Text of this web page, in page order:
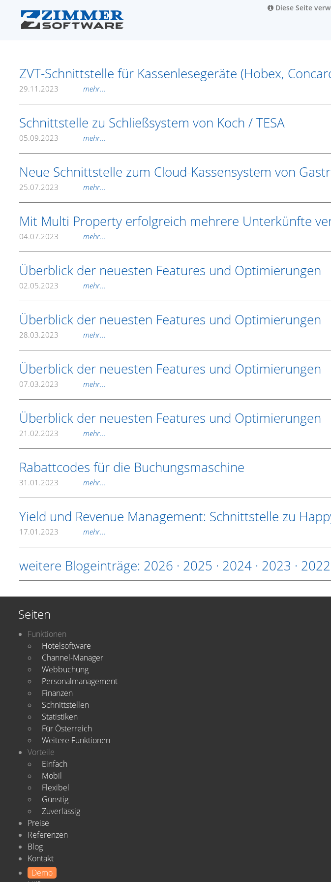
Diese Seite
ZVT-Schnittstelle für Kassenlesegeräte (Hobex,
29.11.2023 mehr...
Schnittstelle zu Schließsystem von Koch / TESA
05.09.2023 mehr...
Neue Schnittstelle zum Cloud-Kassensystem von
25.07.2023 mehr...
Mit Multi Property erfolgreich mehrere Unterkünfte
04.07.2023 mehr...
Überblick der neuesten Features und Optimierungen
02.05.2023 mehr...
Überblick der neuesten Features und Optimierungen
28.03.2023 mehr...
Überblick der neuesten Features und Optimierungen
07.03.2023 mehr...
Überblick der neuesten Features und Optimierungen
21.02.2023 mehr...
Rabattcodes für die Buchungsmaschine
31.01.2023 mehr...
Yield und Revenue Management: Schnittstelle zu
17.01.2023 mehr...
weitere Blogeinträge: 2026 · 2025 · 2024 · 2023 · 2022
Seiten
Funktionen
Hotelsoftware
Channel-Manager
Webbuchung
Personalmanagement
Finanzen
Schnittstellen
Statistiken
Für Österreich
Weitere Funktionen
Vorteile
Einfach
Mobil
Flexibel
Günstig
Zuverlässig
Preise
Referenzen
Blog
Kontakt
Demo